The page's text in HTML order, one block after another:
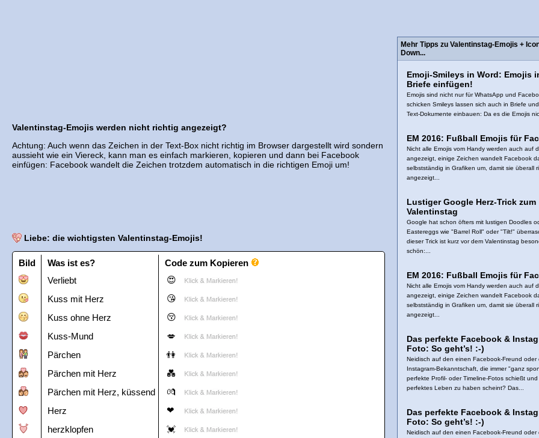
Valentinstag-Emojis werden nicht richtig angezeigt?
Achtung: Auch wenn das Zeichen in der Text-Box nicht richtig im Browser dargestellt wird sondern
aussieht wie ein Viereck, kann man es einfach markieren, kopieren und dann bei Facebook
einfügen: Facebook wandelt die Zeichen trotzdem automatisch in die richtigen Emoji um!
Liebe: die wichtigsten Valentinstag-Emojis!
Bild Was ist es?
Code zum Kopieren
Verliebt
Kuss mit Herz
Kuss ohne Herz
Kuss-Mund
Pärchen
Pärchen mit Herz
Pärchen mit Herz, küssend
Herz
herzklopfen
Mehr Tipps zu Valentinstag-Emojis +
Down...
Emoji-Smileys in Word: Emojis
Briefe einfügen!
Emojis sind nicht nur für WhatsApp und
schicken Smileys lassen sich auch in Briefe
Text-Dokumente einbauen: Da es die Emojis
EM 2016: Fußball Emojis für
Nicht alle Emojis vom Handy werden auch auf
angezeigt, einige Zeichen wandelt Facebook
selbstständig in Grafiken um, damit sie überall
angezeigt...
Lustiger Google Herz-Trick zum
Valentinstag
Google hat schon öfters mit lustigen Doodles
Eastereggs wie "Barrel Roll" oder "Tilt!"
dieser Trick ist kurz vor dem Valentinstag
schön:...
EM 2016: Fußball Emojis für
Nicht alle Emojis vom Handy werden auch auf
angezeigt, einige Zeichen wandelt Facebook
selbstständig in Grafiken um, damit sie überall
angezeigt...
Das perfekte Facebook &
Foto: So geht’s! :-)
Neidisch auf den einen Facebook-Freund oder
Instagram-Bekanntschaft, die immer "ganz
perfekte Profil- oder Timeline-Fotos schießt und
perfektes Leben zu haben scheint? Das...
Das perfekte Facebook &
Foto: So geht’s! :-)
Neidisch auf den einen Facebook-Freund oder